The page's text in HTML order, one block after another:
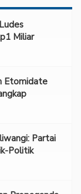
Miliar
Etomidate
Partai
Politik